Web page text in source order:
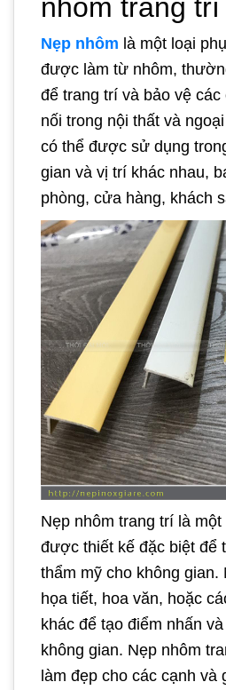
nhôm trang
Nẹp nhôm là một loại
được làm từ nhôm,
để trang trí và bảo vệ các
nối trong nội thất và
có thể được sử dụng
gian và vị trí khác nhau,
phòng, cửa hàng, khách
Nẹp nhôm trang trí là
được thiết kế đặc biệt để
thẩm mỹ cho không gian.
họa tiết, hoa văn, hoặc
khác để tạo điểm nhấn
không gian. Nẹp nhôm
làm đẹp cho các cạnh và